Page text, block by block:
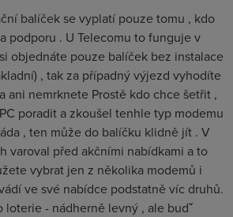
balíček se vyplatí pouze tomu , kdo
podporu . U Telecomu to funguje v
objednáte pouze balíček bez instalace
, tak za případný výjezd vyhodíte
ani nemrknete Prostě kdo chce šetřit ,
poradit a zkoušel tenhle typ modemu
, ten může do balíčku klidně jít . V
varoval před akčními nabídkami a to
vybrat jen z několika modemů i
ve své nabídce podstatně víc druhů.
loterie - nádherně levný , ale budˇ